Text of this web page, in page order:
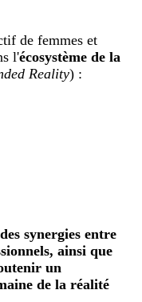
de femmes et
l'écosystème de la
Reality) :
synergies entre
ainsi que
un
de la réalité